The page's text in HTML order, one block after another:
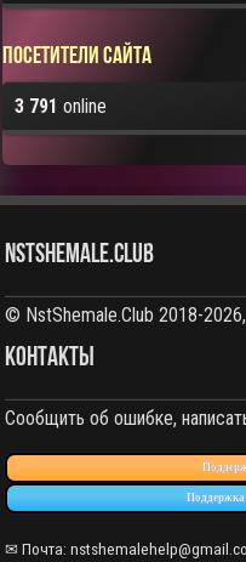
Посетители сайта
3 791 online
NstShemale.Club
© NstShemale.Club 2018-
КОНТАКТЫ
Сообщить об ошибке,
Поддержка
✉ Почта: